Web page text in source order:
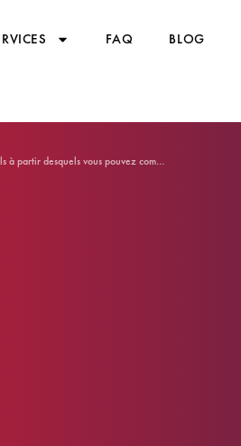
FAQ BLOG
Vous voulez créer votre propre marque de vêtements ? Voici les 9 points essentiels à partir desquels vous pouvez commencer !